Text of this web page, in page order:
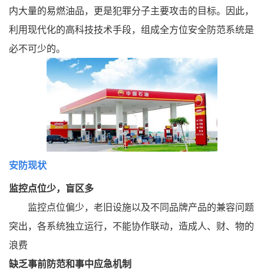
内大量的易燃油品，更是犯罪分子主要攻击的目标。因此，
利用现代化的高科技技术手段，组成全方位安全防范系统是
必不可少的。
安防现状
监控点位少，盲区多
监控点位偏少，老旧设施以及不同品牌产品的兼容问题
突出，各系统独立运行，不能协作联动，造成人、财、物的
浪费
缺乏事前防范和事中应急机制